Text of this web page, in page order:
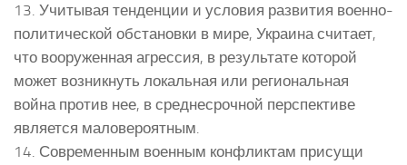
13. Учитывая тенденции и условия развития военно-
политической обстановки в мире, Украина считает,
что вооруженная агрессия, в результате которой
может возникнуть локальная или региональная
война против нее, в среднесрочной перспективе
является маловероятным.
14. Современным военным конфликтам присущи